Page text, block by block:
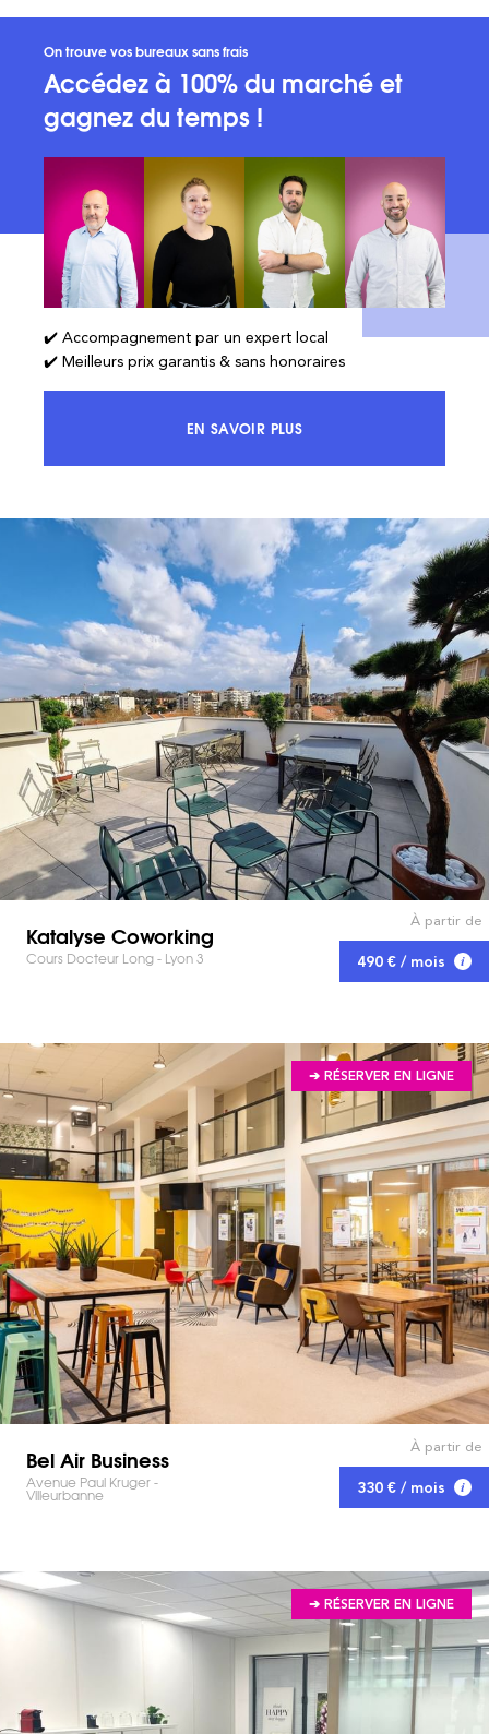
On trouve vos bureaux sans frais
Accédez à 100% du marché et
gagnez du temps !
✔️ Accompagnement par un expert local
✔️ Meilleurs prix garantis & sans honoraires
EN SAVOIR PLUSACCÉDEZ À 100% DU MARCHÉ ET
Katalyse Coworking
Cours Docteur Long - Lyon 3
À partir de
490 € / mois
➔ RÉSERVER EN LIGNE
Bel Air Business
Avenue Paul Kruger -
Villeurbanne
À partir de
330 € / mois
➔ RÉSERVER EN LIGNE